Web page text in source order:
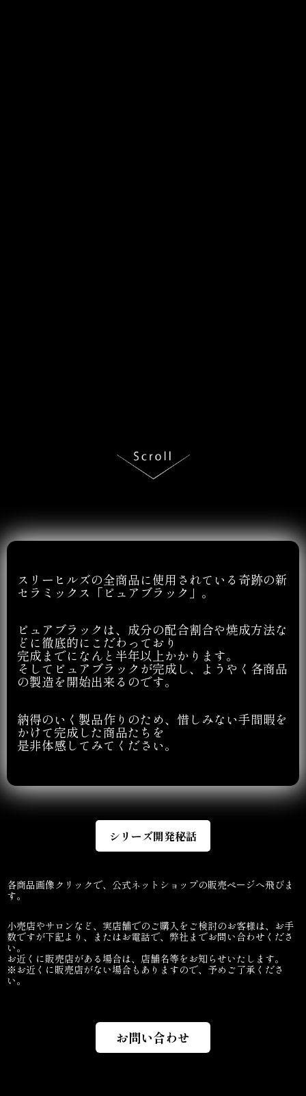
スリーヒルズの全商品に使用されている奇跡の新
セラミックス「ピュアブラック」。
ピュアブラックは、成分の配合割合や焼成方法な
どに徹底的にこだわっており
完成までになんと半年以上かかります。
そしてピュアブラックが完成し、ようやく各商品
の製造を開始出来るのです。
納得のいく製品作りのため、惜しみない手間暇を
かけて完成した商品たちを
是非体感してみてください。
シリーズ開発秘話
各商品画像クリックで、公式ネットショップの販売ページへ飛びま
す。
小売店やサロンなど、実店舗でのご購入をご検討のお客様は、お手
数ですが下記より、またはお電話で、弊社までお問い合わせくださ
い。
お近くに販売店がある場合は、店舗名等をお知らせいたします。
※お近くに販売店がない場合もありますので、予めご了承くださ
い。
お問い合わせ